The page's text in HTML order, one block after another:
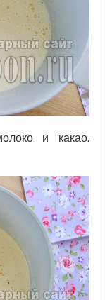
и какао.